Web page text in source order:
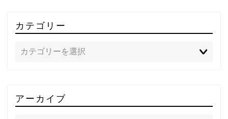
カテゴリー
アーカイブ